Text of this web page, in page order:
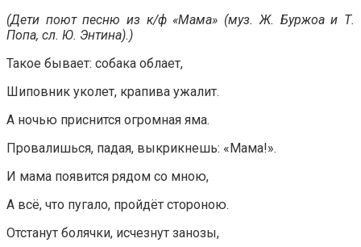
(Дети поют песню из к/ф «Мама» (муз. Ж. Буржоа и Т.
Попа, сл. Ю. Энтина).)
Такое бывает: собака облает,
Шиповник уколет, крапива ужалит.
А ночью приснится огромная яма.
Провалишься, падая, выкрикнешь: «Мама!».
И мама появится рядом со мною,
А всё, что пугало, пройдёт стороною.
Отстанут болячки, исчезнут занозы,